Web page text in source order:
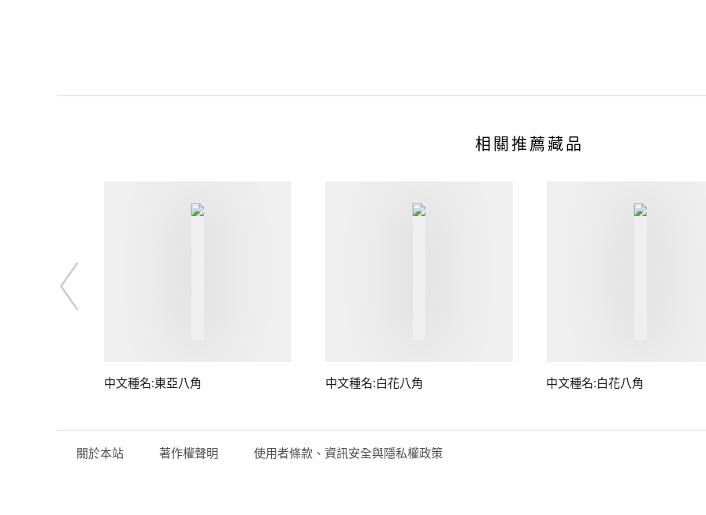
相關推薦藏品
中文種名:東亞八角 中文種名:白花八角 中文種名:白花八角
關於本站 著作權聲明 使用者條款、資訊安全與隱私權政策